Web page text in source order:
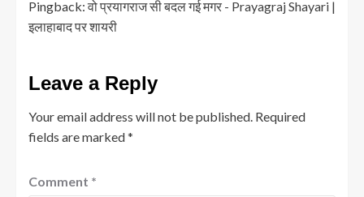
Pingback:वो प्रयागराज सी बदल गई मगर - Prayagraj Shayari |
इलाहाबाद पर शायरी
Leave a Reply
Your email address will not be published. Required
fields are marked*
Comment *